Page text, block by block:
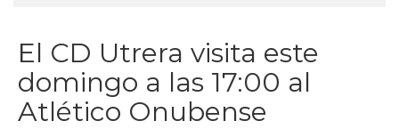
El CD Utrera visita este
domingo a las 17:00 al
Atlético Onubense